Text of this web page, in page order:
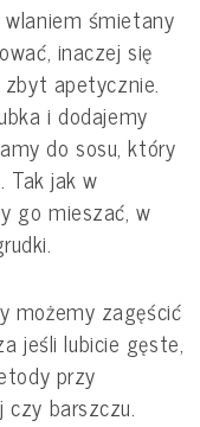
wlaniem śmietany
inaczej się
apetycznie.
i dodajemy
do sosu, który
Tak jak w
go mieszać, w
możemy zagęścić
jeśli lubicie gęste,
przy
czy barszczu.